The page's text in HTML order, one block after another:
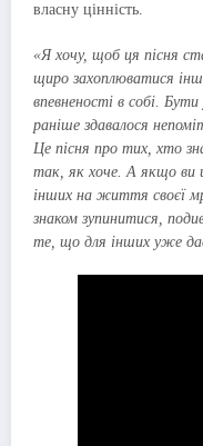
власну цінність.
«Я хочу, щоб ця пісня
щиро захоплюватися
впевненості в собі.
раніше здавалося
Це пісня про тих, хто
так, як хоче. А якщо ви
інших на життя своєї
знаком зупинитися,
те, що для інших уже